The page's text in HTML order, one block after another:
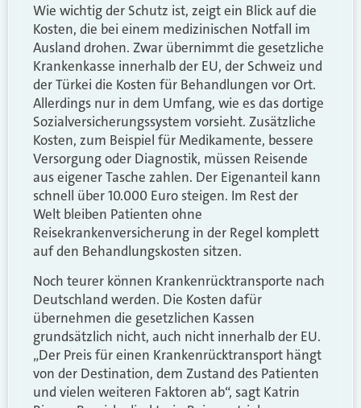
Wie wichtig der Schutz ist, zeigt ein Blick auf die
Kosten, die bei einem medizinischen Notfall im
Ausland drohen. Zwar übernimmt die gesetzliche
Krankenkasse innerhalb der EU, der Schweiz und
der Türkei die Kosten für Behandlungen vor Ort.
Allerdings nur in dem Umfang, wie es das dortige
Sozialversicherungssystem vorsieht. Zusätzliche
Kosten, zum Beispiel für Medikamente, bessere
Versorgung oder Diagnostik, müssen Reisende
aus eigener Tasche zahlen. Der Eigenanteil kann
schnell über 10.000 Euro steigen. Im Rest der
Welt bleiben Patienten ohne
Reisekrankenversicherung in der Regel komplett
auf den Behandlungskosten sitzen.
Noch teurer können Krankenrücktransporte nach
Deutschland werden. Die Kosten dafür
übernehmen die gesetzlichen Kassen
grundsätzlich nicht, auch nicht innerhalb der EU.
„Der Preis für einen Krankenrücktransport hängt
von der Destination, dem Zustand des Patienten
und vielen weiteren Faktoren ab“, sagt Katrin